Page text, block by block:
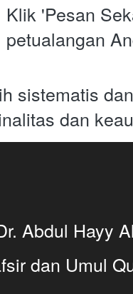
Klik 'Pesan
petualangan
sistematis
dan
Abdul Hayy
dan Umul